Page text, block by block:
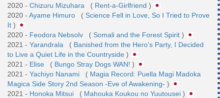
2020 - Chizuru Mizuhara ( Rent-a-Girlfriend )
2020 - Ayame Himuro ( Science Fell in Love, So I Tried to Prove
It )
2020 - Feodora Nebsolv ( Somali and the Forest Spirit )
2021 - Yarandrala ( Banished from the Hero's Party, I Decided
to Live a Quiet Life in the Countryside )
2021 - Elise ( Bungo Stray Dogs WAN! )
2021 - Yachiyo Nanami ( Magia Record: Puella Magi Madoka
Magica Side Story 2nd Season -Eve of Awakening- )
2021 - Honoka Mitsui ( Mahouka Koukou no Yuutousei )